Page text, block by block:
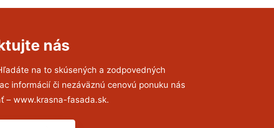
nás
na to skúsených a zodpovedných
informácií či nezáväznú cenovú ponuku nás
– www.krasna-fasada.sk.